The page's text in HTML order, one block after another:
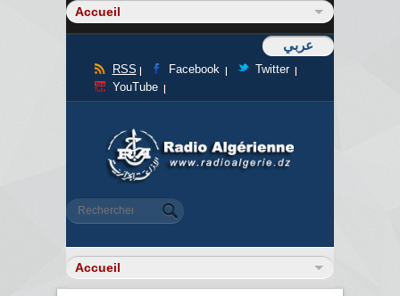
عربي
RSS Facebook
Twitter
YouTube
Formulaire de recherche
Rechercher